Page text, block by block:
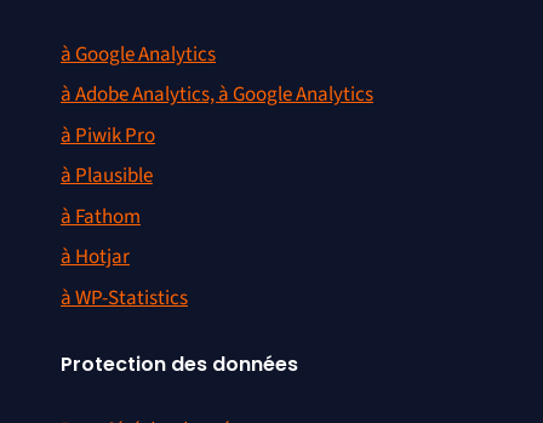
à Google Analytics
à Adobe Analytics, à Google Analytics
à Piwik Pro
à Plausible
à Fathom
à Hotjar
à WP-Statistics
Protection des données